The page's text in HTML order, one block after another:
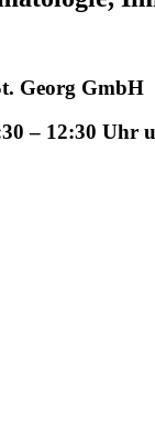
Georg GmbH
– 12:30 Uhr